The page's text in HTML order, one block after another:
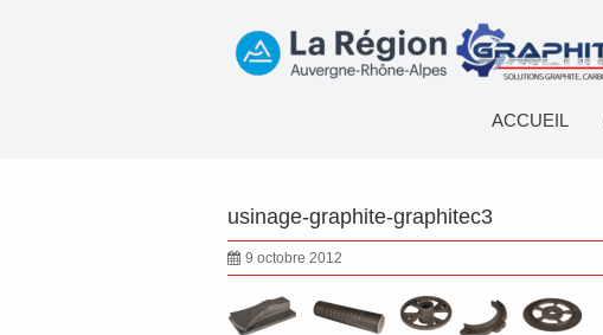
ACCUEIL
usinage-graphite-graphitec3
9 octobre 2012